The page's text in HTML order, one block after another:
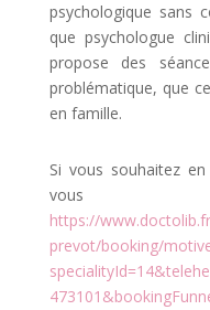
psychologique sans
que psychologue
propose des
problématique, que
en famille.
Si vous souhaitez
https://
prevot/booking/